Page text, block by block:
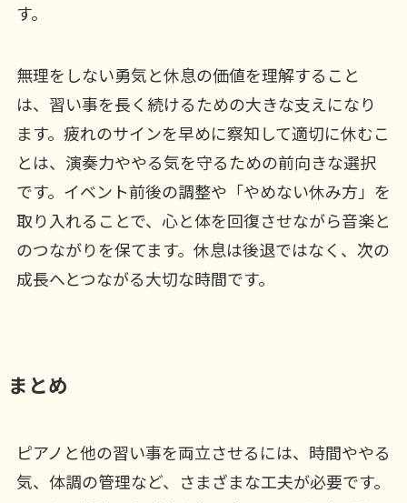
す。
無理をしない勇気と休息の価値を理解すること
は、習い事を長く続けるための大きな支えになり
ます。疲れのサインを早めに察知して適切に休むこ
とは、演奏力ややる気を守るための前向きな選択
です。イベント前後の調整や「やめない休み方」を
取り入れることで、心と体を回復させながら音楽と
のつながりを保てます。休息は後退ではなく、次の
成長へとつながる大切な時間です。
まとめ
ピアノと他の習い事を両立させるには、時間ややる
気、体調の管理など、さまざまな工夫が必要です。